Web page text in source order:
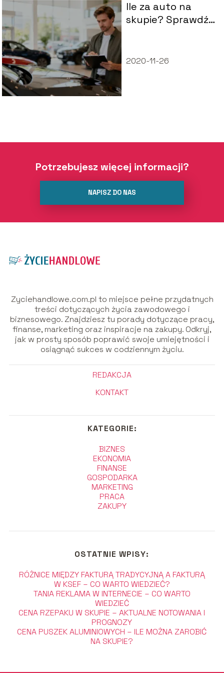
Ile za auto na
skupie? Sprawdź,
2020-11-26
Potrzebujesz więcej informacji?
NAPISZ DO NAS
Zyciehandlowe.com.pl to miejsce pełne przydatnych
treści dotyczących życia zawodowego i
biznesowego. Znajdziesz tu porady dotyczące pracy,
finanse, marketing oraz inspiracje na zakupy. Odkryj,
jak w prosty sposób poprawić swoje umiejętności i
osiągnąć sukces w codziennym życiu.
REDAKCJA
KONTAKT
KATEGORIE:
BIZNES
EKONOMIA
FINANSE
GOSPODARKA
MARKETING
PRACA
ZAKUPY
OSTATNIE WPISY:
RÓŻNICE MIĘDZY FAKTURĄ TRADYCYJNĄ A FAKTURĄ
W KSEF – CO WARTO WIEDZIEĆ?
TANIA REKLAMA W INTERNECIE – CO WARTO
WIEDZIEĆ
CENA RZEPAKU W SKUPIE – AKTUALNE NOTOWANIA I
PROGNOZY
CENA PUSZEK ALUMINIOWYCH – ILE MOŻNA ZAROBIĆ
NA SKUPIE?